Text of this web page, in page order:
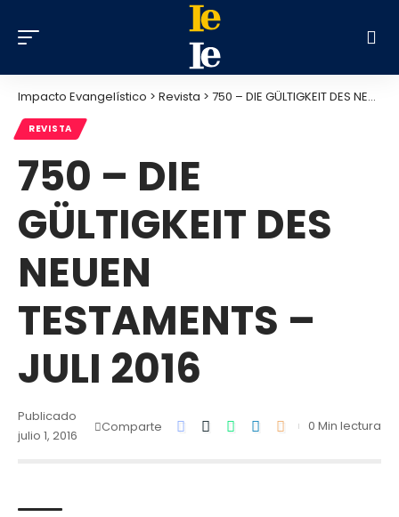
Impacto Evangelístico > Revista > 750 – DIE GÜLTIGKEIT DES NEUEN TESTAMENTS – JULI 2016
REVISTA
750 – DIE
GÜLTIGKEIT DES
NEUEN
TESTAMENTS –
JULI 2016
Publicado
julio 1, 2016
Comparte 0 Min lectura